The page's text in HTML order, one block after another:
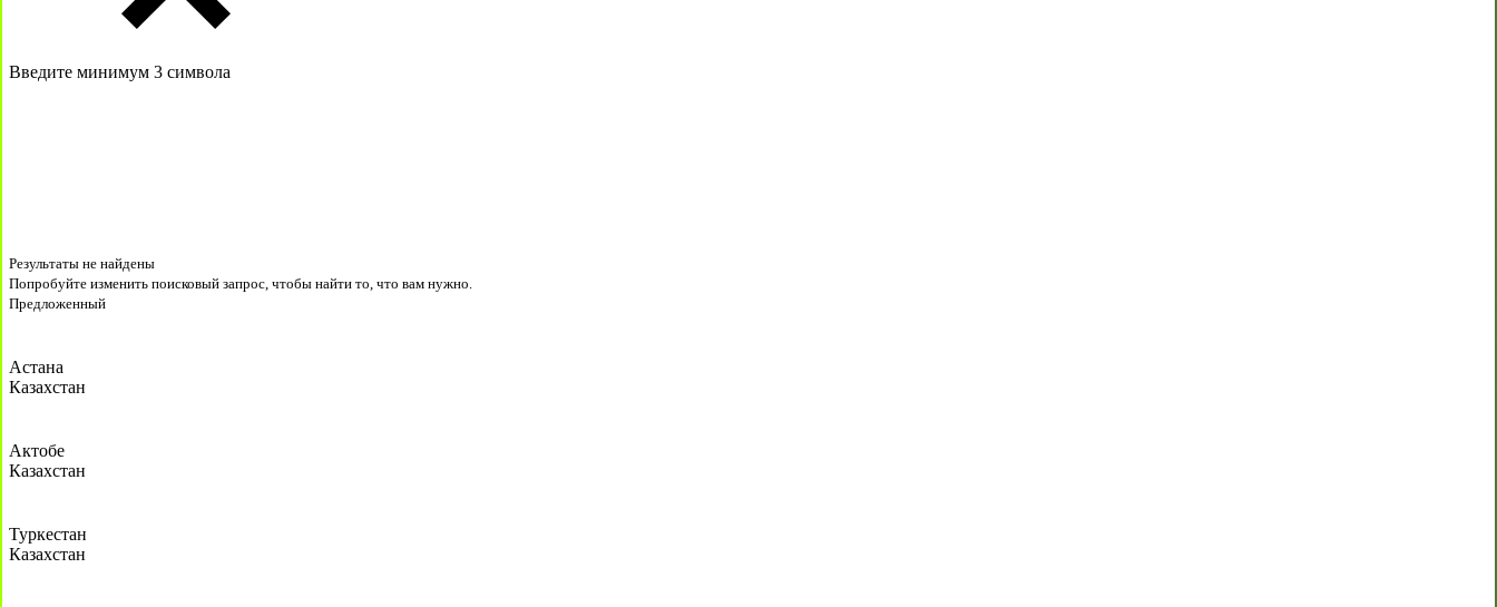
Введите минимум 3 символа
Результаты не найдены
Попробуйте изменить поисковый запрос, чтобы найти то, что вам нужно.
Предложенный
Астана
Казахстан
Актобе
Казахстан
Туркестан
Казахстан